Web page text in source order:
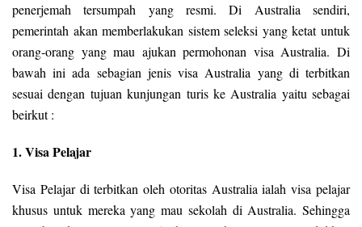
penerjemah tersumpah yang resmi. Di Australia sendiri,
pemerintah akan memberlakukan sistem seleksi yang ketat untuk
orang-orang yang mau ajukan permohonan visa Australia. Di
bawah ini ada sebagian jenis visa Australia yang di terbitkan
sesuai dengan tujuan kunjungan turis ke Australia yaitu sebagai
beirkut :
1. Visa Pelajar
Visa Pelajar di terbitkan oleh otoritas Australia ialah visa pelajar
khusus untuk mereka yang mau sekolah di Australia. Sehingga